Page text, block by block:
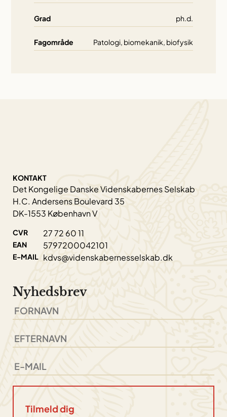
Grad ph.d.
Fagområde Patologi, biomekanik, biofysik
KONTAKT
Det Kongelige Danske Videnskabernes Selskab
H.C. Andersens Boulevard 35
DK-1553 København V
CVR 27 72 60 11
EAN 5797200042101
E-MAIL kdvs@videnskabernesselskab.dk
Nyhedsbrev